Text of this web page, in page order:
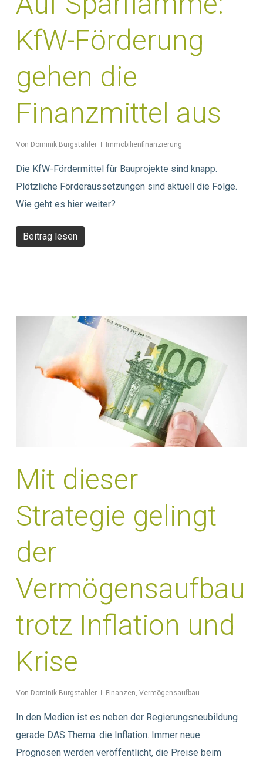
KfW-Förderung
gehen die
Finanzmittel aus
Von Dominik Burgstahler Immobilienfinanzierung
Die KfW-Fördermittel für Bauprojekte sind knapp.
Plötzliche Förderaussetzungen sind aktuell die Folge.
Wie geht es hier weiter?
Beitrag lesen
Mit dieser
Strategie gelingt
der
Vermögensaufbau
trotz Inflation und
Krise
Von Dominik Burgstahler Finanzen, Vermögensaufbau
In den Medien ist es neben der Regierungsneubildung
gerade DAS Thema: die Inflation. Immer neue
Prognosen werden veröffentlicht, die Preise beim